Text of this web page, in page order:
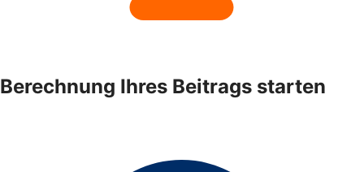
Berechnung Ihres Beitrags starten